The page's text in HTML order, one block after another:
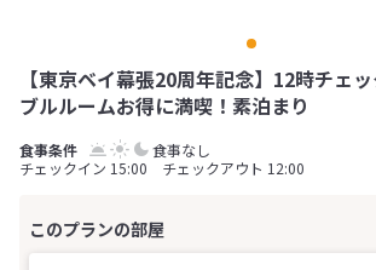
【東京ベイ幕張20周年記念】12時チェ
ブルルームお得に満喫！素泊まり
食事なし
チェックイン 15:00 チェックアウト 12:00